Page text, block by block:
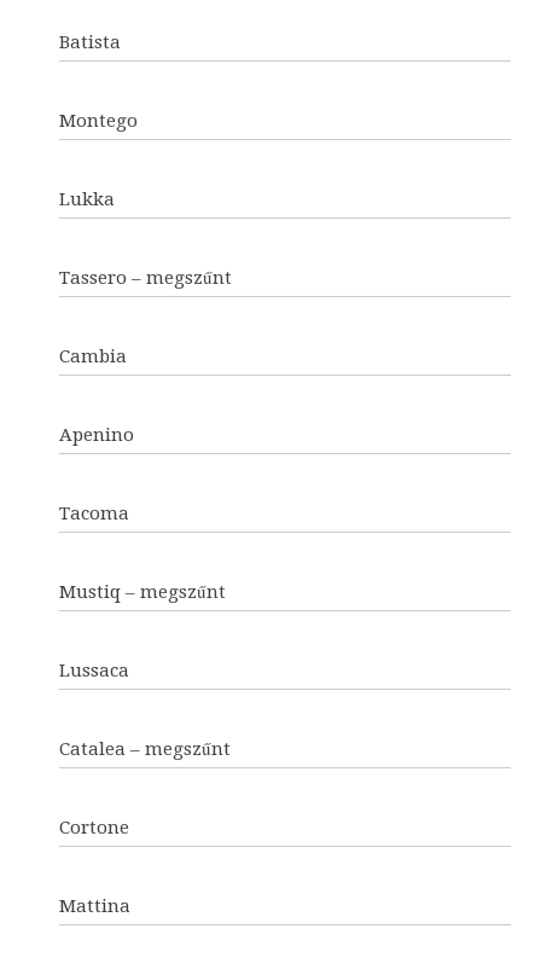
Batista
Montego
Lukka
Tassero – megszűnt
Cambia
Apenino
Tacoma
Mustiq – megszűnt
Lussaca
Catalea – megszűnt
Cortone
Mattina